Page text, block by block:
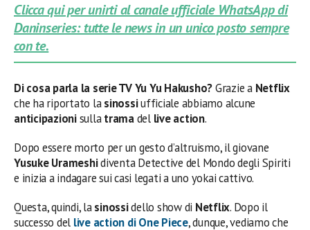
Clicca qui per unirti al canale ufficiale WhatsApp di
Daninseries: tutte le news in un unico posto sempre
con te.
Di cosa parla la serie TV Yu Yu Hakusho?Grazie a Netflix
che ha riportato lasinossiufficiale abbiamo alcune
anticipazionisullatramadel live action.
Dopo essere morto per un gesto d’altruismo, il giovane
Yusuke Urameshidiventa Detective del Mondo degli Spiriti
e inizia a indagare sui casi legati a uno yokai cattivo.
Questa, quindi, lasinossidello show di Netflix. Dopo il
successo del live action di One Piece, dunque, vediamo che